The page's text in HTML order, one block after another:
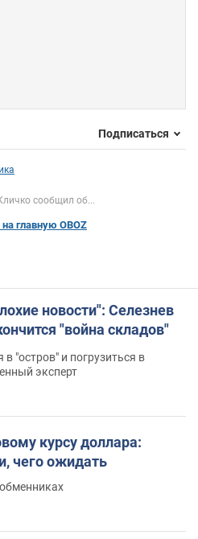
Подписаться
сообщил об...
главную OBOZ
новости": Селезнев
"война складов"
"остров" и погрузиться в
эксперт
курсу доллара:
чего ожидать